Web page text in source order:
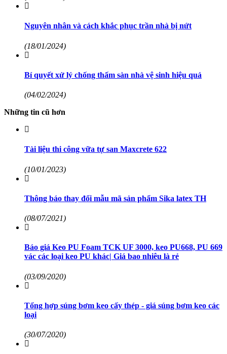
Nguyên nhân và cách khắc phục trần nhà bị nứt
(18/01/2024)
Bí quyết xử lý chống thấm sàn nhà vệ sinh hiệu quả
(04/02/2024)
Những tin cũ hơn
Tài liệu thi công vữa tự san Maxcrete 622
(10/01/2023)
Thông báo thay đổi mẫu mã sản phẩm Sika latex TH
(08/07/2021)
Báo giá Keo PU Foam TCK UF 3000, keo PU668, PU 669
vác các loại keo PU khác| Giá bao nhiêu là rẻ
(03/09/2020)
Tổng hợp súng bơm keo cấy thép - giá súng bơm keo các
loại
(30/07/2020)